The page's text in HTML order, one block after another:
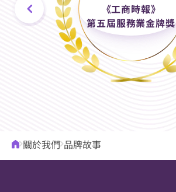
聯絡我們
《工商時報》
第五屆服務業金牌獎
關於我們 品牌故事